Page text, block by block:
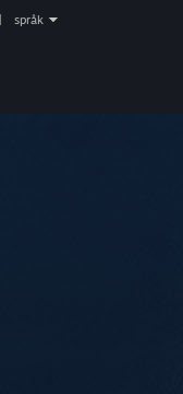
språk